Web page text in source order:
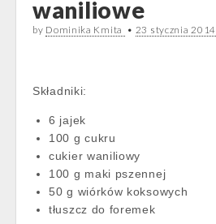
waniliowe
by Dominika Kmita • 23 stycznia 2014
Składniki:
6 jajek
100 g cukru
cukier waniliowy
100 g maki pszennej
50 g wiórków koksowych
tłuszcz do foremek